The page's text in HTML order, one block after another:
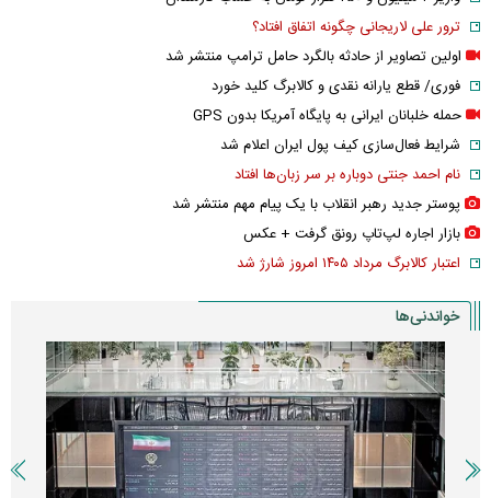
ترور علی لاریجانی چگونه اتفاق افتاد؟
اولین تصاویر از حادثه بالگرد حامل ترامپ منتشر شد
فوری/ قطع یارانه نقدی و کالابرگ کلید خورد
حمله خلبانان ایرانی به پایگاه آمریکا بدون GPS
شرایط فعال‌سازی کیف پول ایران اعلام شد
نام احمد جنتی دوباره بر سر زبان‌ها افتاد
پوستر جدید رهبر انقلاب با یک پیام مهم منتشر شد
بازار اجاره لپ‌تاپ رونق گرفت + عکس
اعتبار کالابرگ مرداد ۱۴۰۵ امروز شارژ شد
خواندنی‌ها